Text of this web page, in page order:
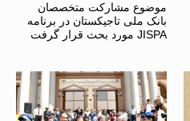
موضوع مشارکت متخصصان
بانک ملی تاجیکستان در برنامه
JISPA مورد بحث قرار گرفت